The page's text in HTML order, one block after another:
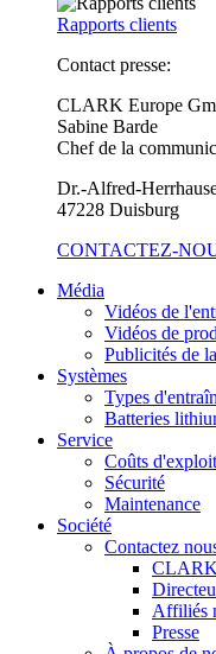
Rapports clients
Contact presse:
CLARK Europe
Sabine Barde
Chef de la
Dr.-Alfred-
47228 Duisburg
CONTACTEZ-
Média
Vidéos de
Vidéos de
Publicités de
Systèmes
Types
Batteries
Service
Coûts
Sécurité
Maintenance
Société
Contactez
Affiliés
Presse